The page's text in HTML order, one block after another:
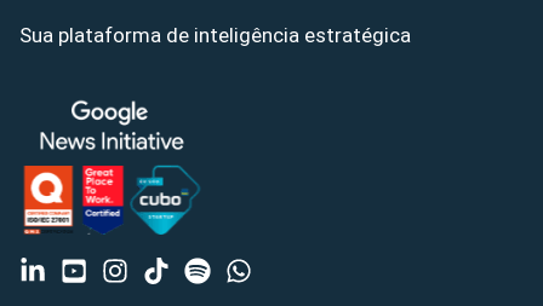
Sua plataforma de inteligência estratégica